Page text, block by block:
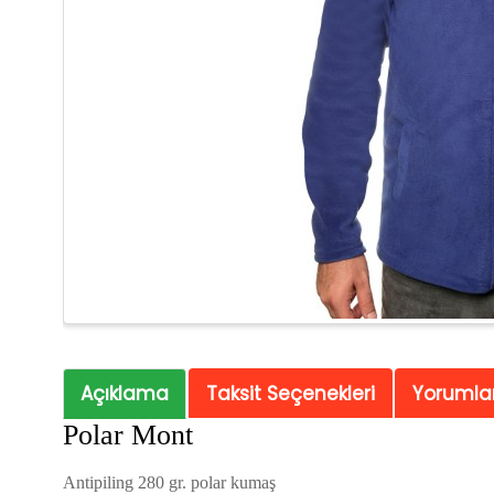
Açıklama Taksit Seçenekleri
Polar Mont
Antipiling 280 gr. polar kumaş